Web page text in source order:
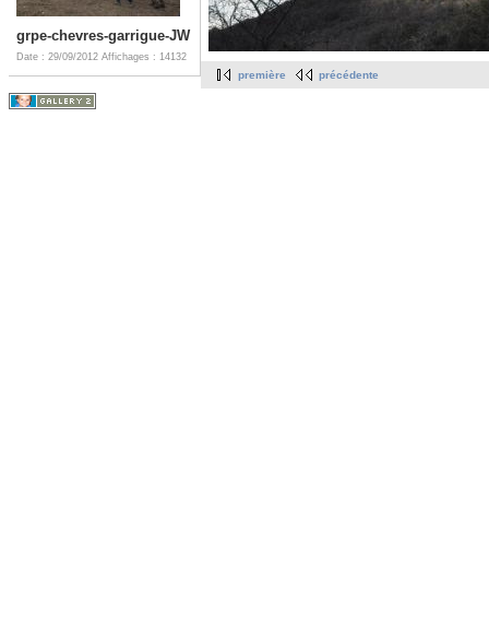
grpe-chevres-garrigue-JW
Date : 29/09/2012 Affichages : 14132
première précédente